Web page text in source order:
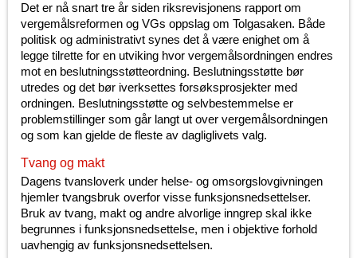
Det er nå snart tre år siden riksrevisjonens rapport om
vergemålsreformen og VGs oppslag om Tolgasaken. Både
politisk og administrativt synes det å være enighet om å
legge tilrette for en utviking hvor vergemålsordningen endres
mot en beslutningsstøtteordning. Beslutningsstøtte bør
utredes og det bør iverksettes forsøksprosjekter med
ordningen. Beslutningsstøtte og selvbestemmelse er
problemstillinger som går langt ut over vergemålsordningen
og som kan gjelde de fleste av dagliglivets valg.
Tvang og makt
Dagens tvansloverk under helse- og omsorgslovgivningen
hjemler tvangsbruk overfor visse funksjonsnedsettelser.
Bruk av tvang, makt og andre alvorlige inngrep skal ikke
begrunnes i funksjonsnedsettelse, men i objektive forhold
uavhengig av funksjonsnedsettelsen.